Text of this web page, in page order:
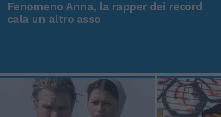
Fenomeno Anna, la rapper dei record
cala un altro asso